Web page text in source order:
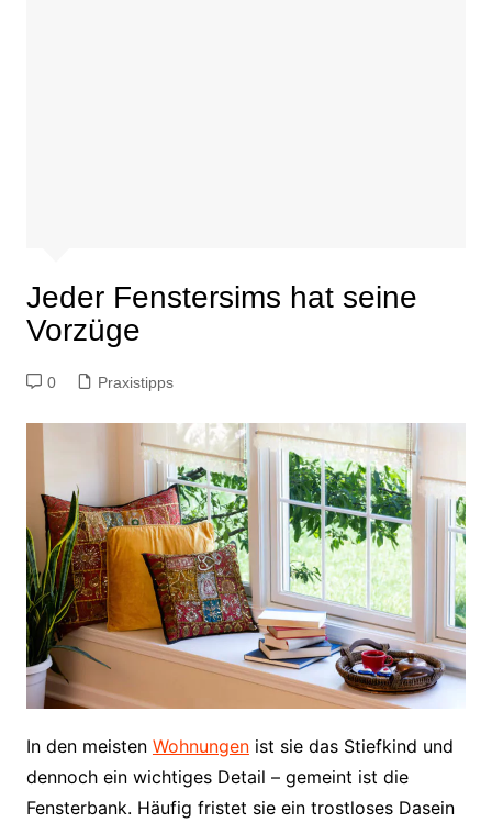
Jeder Fenstersims hat seine
Vorzüge
0 Praxistipps
In den meisten Wohnungenist sie das Stiefkind und
dennoch ein wichtiges Detail – gemeint ist die
Fensterbank. Häufig fristet sie ein trostloses Dasein